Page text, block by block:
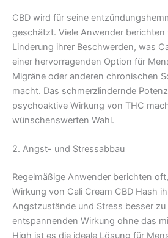
CBD wird für seine
geschätzt. Viele Anwender berichten
Linderung ihrer Beschwerden, was
einer hervorragenden Option für
Migräne oder anderen chronischen
macht. Das schmerzlindernde
psychoaktive Wirkung von THC
wünschenswerten Wahl.
2. Angst- und Stressabbau
Regelmäßige Anwender berichten
Wirkung von Cali Cream CBD Hash
Angstzustände und Stress besser
entspannenden Wirkung ohne das
High ist es die ideale Lösung für